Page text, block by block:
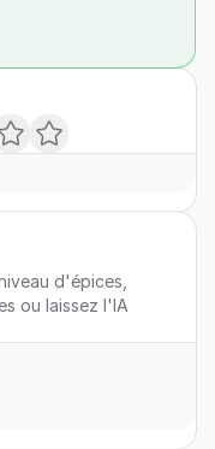
d'épices,
ou laissez l'IA